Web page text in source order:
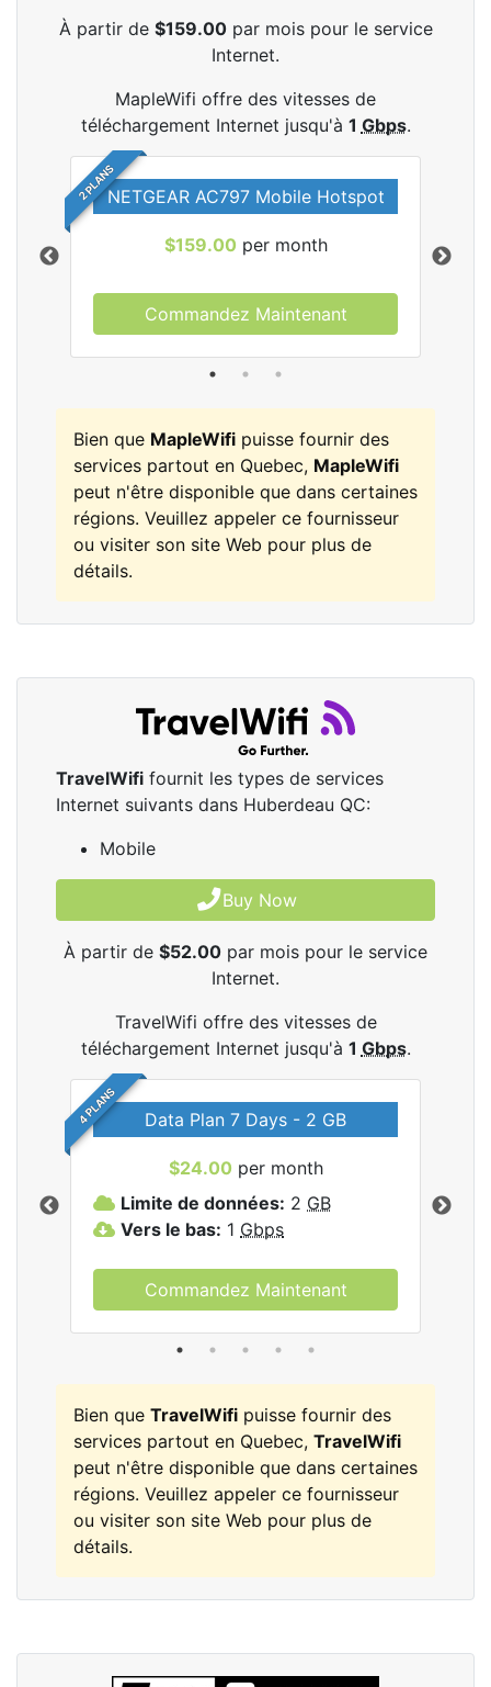
À partir de $159.00par mois pour le service
Internet.
MapleWifi offre des vitesses de
téléchargement Internet jusqu'à 1 Gbps.
2 PLANSNETGEAR AC797 Mobile Hotspot
$159.00 per month
Commandez Maintenant
Bien que MapleWifi puisse fournir des
services partout en Quebec, MapleWifi
peut n'être disponible que dans certaines
régions. Veuillez appeler ce fournisseur
ou visiter son site Web pour plus de
détails.
TravelWifi fournit les types de services
Internet suivants dans Huberdeau QC:
Mobile
Buy Now
À partir de $52.00 par mois pour le service
Internet.
TravelWifi offre des vitesses de
téléchargement Internet jusqu'à 1 Gbps.
4 PLANS Data Plan 7 Days - 2 GB
$24.00 per month
Limite de données: 2 GB
Vers le bas: 1 Gbps
Commandez Maintenant
Bien que TravelWifi puisse fournir des
services partout en Quebec, TravelWifi
peut n'être disponible que dans certaines
régions. Veuillez appeler ce fournisseur
ou visiter son site Web pour plus de
détails.